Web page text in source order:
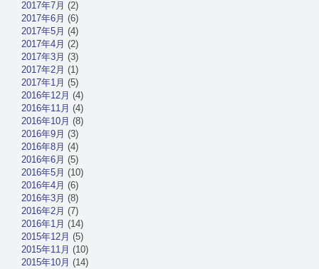
2017年7月 (2)
2017年6月 (6)
2017年5月 (4)
2017年4月 (2)
2017年3月 (3)
2017年2月 (1)
2017年1月 (5)
2016年12月 (4)
2016年11月 (4)
2016年10月 (8)
2016年9月 (3)
2016年8月 (4)
2016年6月 (5)
2016年5月 (10)
2016年4月 (6)
2016年3月 (8)
2016年2月 (7)
2016年1月 (14)
2015年12月 (5)
2015年11月 (10)
2015年10月 (14)